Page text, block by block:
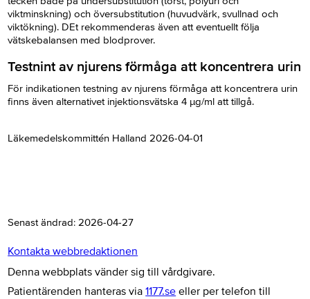
viktminskning) och översubstitution (huvudvärk, svullnad och
viktökning). DEt rekommenderas även att eventuellt följa
vätskebalansen med blodprover.
Testnint av njurens förmåga att koncentrera urin
För indikationen testning av njurens förmåga att koncentrera urin
finns även alternativet injektionsvätska 4 µg/ml att tillgå.
Läkemedelskommittén Halland 2026-04-01
Senast ändrad:2026-04-27
Kontakta webbredaktionen
Denna webbplats vänder sig till vårdgivare.
Patientärenden hanteras via1177.se eller per telefon till